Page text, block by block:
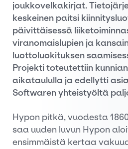
joukkovelkakirjat.
keskeinen paitsi
päivittäisessä
viranomaislupien ja
luottoluokituksen
Projekti toteutettiin
aikataululla ja edellytti
Softwaren yhteistyöltä
Hypon pitkä, vuodesta
saa uuden luvun Hypon
ensimmäistä kertaa